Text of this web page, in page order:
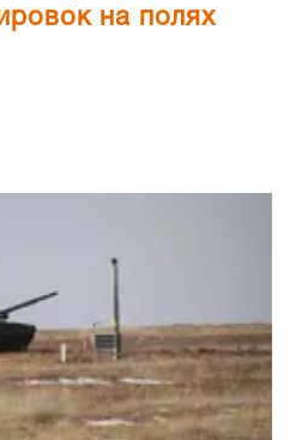
на полях